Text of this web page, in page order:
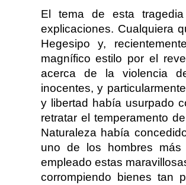
El tema de esta
explicaciones. Cualquiera
Hegesipo y,
magnífico estilo por el
acerca de la violencia
inocentes, y
y libertad había usurpado
retratar el temperamento
Naturaleza había
uno de los hombres
empleado estas
corrompiendo bienes tan